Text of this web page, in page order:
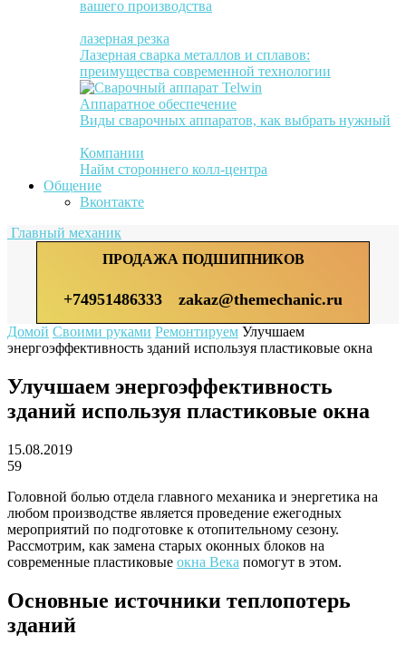
вашего производства
лазерная резка
Лазерная сварка металлов и сплавов:
преимущества современной технологии
Аппаратное обеспечение
Виды сварочных аппаратов, как выбрать нужный
Компании
Найм стороннего колл-центра
Общение
Вконтакте
Главный механик
ПРОДАЖА ПОДШИПНИКОВ
+74951486333 zakaz@themechanic.ru
Домой Своими руками Ремонтируем Улучшаем
энергоэффективность зданий используя пластиковые окна
Улучшаем энергоэффективность
зданий используя пластиковые окна
15.08.2019
59
Головной болью отдела главного механика и энергетика на
любом производстве является проведение ежегодных
мероприятий по подготовке к отопительному сезону.
Рассмотрим, как замена старых оконных блоков на
современные пластиковые окна Века помогут в этом.
Основные источники теплопотерь
зданий